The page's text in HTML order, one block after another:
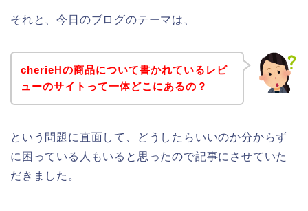
それと、今日のブログのテーマは、
cherieHの商品について書かれているレビ
ューのサイトって一体どこにあるの？
という問題に直面して、どうしたらいいのか分からず
に困っている人もいると思ったので記事にさせていた
だきました。